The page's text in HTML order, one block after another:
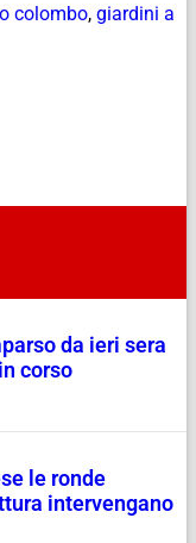
colombo, giardini a
da ieri sera
corso
le ronde
intervengano